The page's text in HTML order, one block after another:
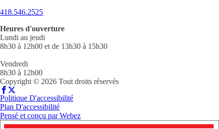
418.546.2525
Heures d'ouverture
Lundi au jeudi
8h30 à 12h00 et de 13h30 à 15h30
Vendredi
8h30 à 12h00
Copyright © 2026 Tout droits réservés
Politique D'accessibilité
Plan D'accessibilité
Pensé et conçu parWebez